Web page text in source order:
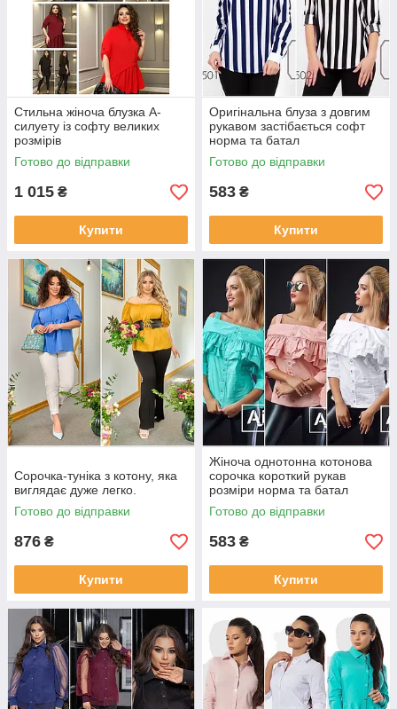
Стильна жіноча блузка А-
силуету із софту великих
розмірів
Готово до відправки
1 015 ₴
Купити
Оригінальна блуза з довгим
рукавом застібається софт
норма та батал
Готово до відправки
583 ₴
Купити
Сорочка-туніка з котону, яка
виглядає дуже легко.
Готово до відправки
876 ₴
Купити
Жіноча однотонна котонова
сорочка короткий рукав
розміри норма та батал
Готово до відправки
583 ₴
Купити